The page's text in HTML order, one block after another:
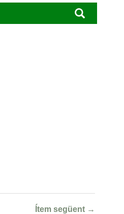
Ítem següent →